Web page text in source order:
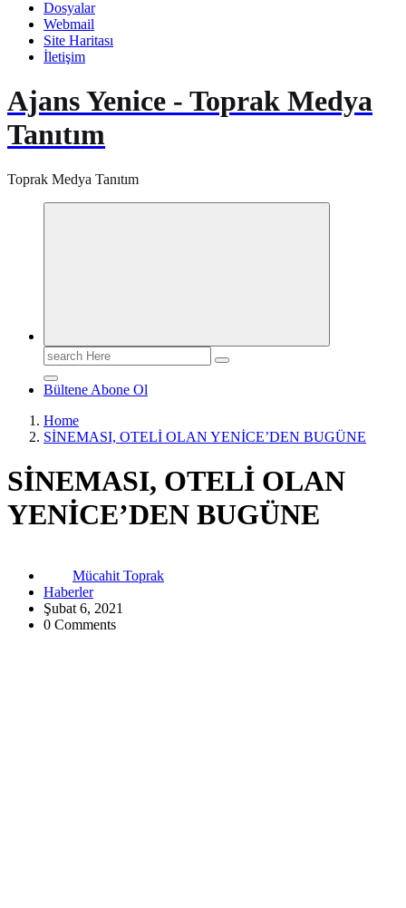
Dosyalar
Webmail
Site Haritası
İletişim
Ajans Yenice - Toprak Medya
Tanıtım
Toprak Medya Tanıtım
Search
for:
Bültene Abone Ol
Home
SİNEMASI, OTELİ OLAN YENİCE’DEN BUGÜNE
SİNEMASI, OTELİ OLAN
YENİCE’DEN BUGÜNE
Mücahit Toprak
Haberler
Şubat 6, 2021
0 Comments